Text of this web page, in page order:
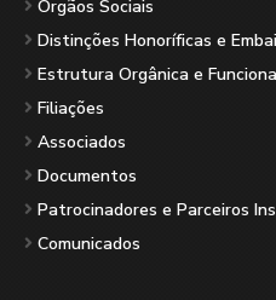
Orgãos Sociais
Distinções Honoríficas e
Estrutura Orgânica e
Filiações
Associados
Documentos
Patrocinadores e Parceiros
Comunicados